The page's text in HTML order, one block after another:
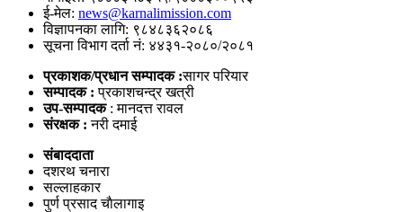
ई-मेल: news@karnalimission.com
विज्ञापनका लागि: ९८४८३६२०८६
सूचना विभाग दर्ता नं: ४४३१-२०८०/२०८१
प्रकाशक/प्रधान सम्पादक :सागर परियार
सम्पादक :प्रकाशचन्द्र खत्री
उप-सम्पादक: मानदत्त रावल
संरक्षक : नरी दमाई
संबाददाता
दशरथ चनारा
सल्लाहकार
पुर्ण प्रसाद चाैलागाइ